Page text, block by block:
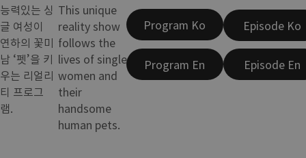
능력있는 싱
글 여성이
연하의 꽃미
남 ‘펫’을 키
우는 리얼리
티 프로그
램.
This unique
reality show
follows the
lives of single
women and
their
handsome
human pets.
Program Ko
Program En
Episode Ko
Episode En